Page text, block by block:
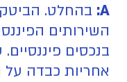
A: בהחלט.
השירותים
בנכסים
אחריות כבדה